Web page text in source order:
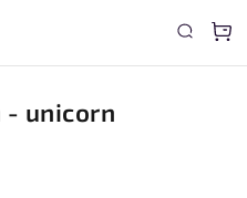
- unicorn